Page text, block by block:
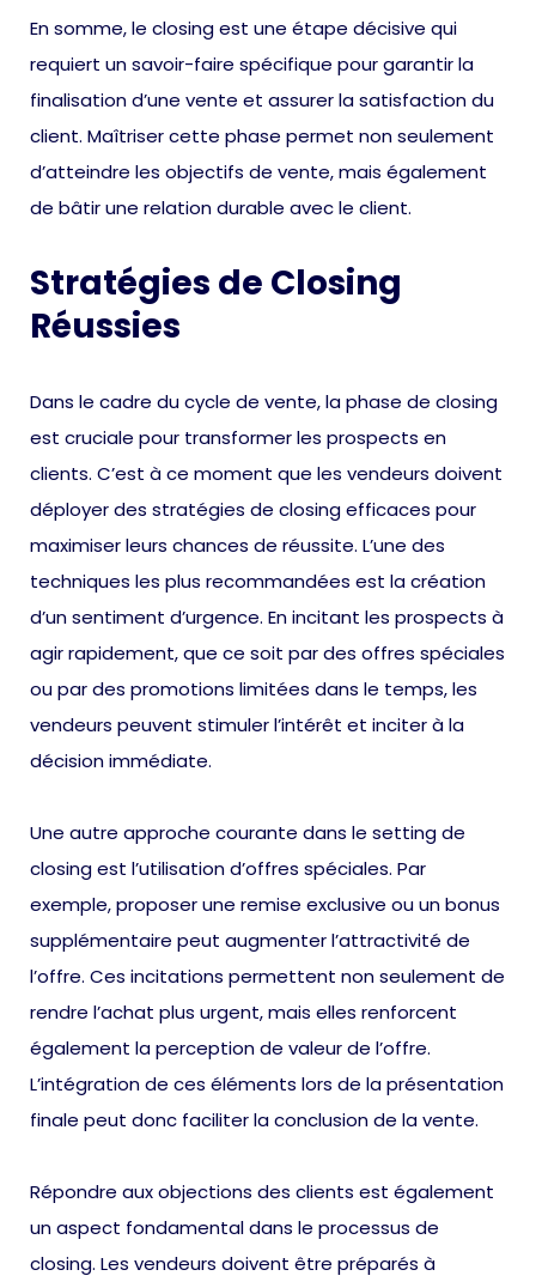
En somme, le closing est une étape décisive qui
requiert un savoir-faire spécifique pour garantir la
finalisation d’une vente et assurer la satisfaction du
client. Maîtriser cette phase permet non seulement
d’atteindre les objectifs de vente, mais également
de bâtir une relation durable avec le client.
Stratégies de Closing
Réussies
Dans le cadre du cycle de vente, la phase de closing
est cruciale pour transformer les prospects en
clients. C’est à ce moment que les vendeurs doivent
déployer des stratégies de closing efficaces pour
maximiser leurs chances de réussite. L’une des
techniques les plus recommandées est la création
d’un sentiment d’urgence. En incitant les prospects à
agir rapidement, que ce soit par des offres spéciales
ou par des promotions limitées dans le temps, les
vendeurs peuvent stimuler l’intérêt et inciter à la
décision immédiate.
Une autre approche courante dans le setting de
closing est l’utilisation d’offres spéciales. Par
exemple, proposer une remise exclusive ou un bonus
supplémentaire peut augmenter l’attractivité de
l’offre. Ces incitations permettent non seulement de
rendre l’achat plus urgent, mais elles renforcent
également la perception de valeur de l’offre.
L’intégration de ces éléments lors de la présentation
finale peut donc faciliter la conclusion de la vente.
Répondre aux objections des clients est également
un aspect fondamental dans le processus de
closing. Les vendeurs doivent être préparés à